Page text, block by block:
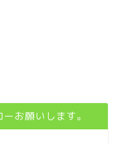
お願いします。